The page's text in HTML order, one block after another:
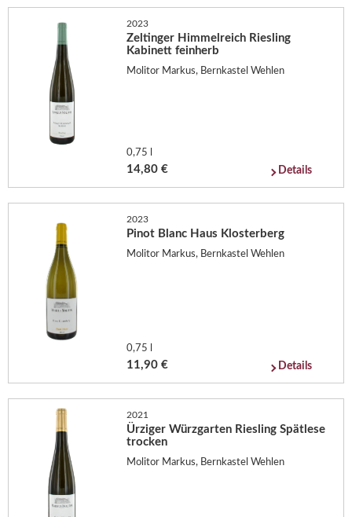
2023
Zeltinger Himmelreich Riesling
Kabinett feinherb
Molitor Markus, Bernkastel Wehlen
0,75 l
14,80 € Details
2023
Pinot Blanc Haus Klosterberg
Molitor Markus, Bernkastel Wehlen
0,75 l
11,90 € Details
2021
Ürziger Würzgarten Riesling Spätlese
trocken
Molitor Markus, Bernkastel Wehlen